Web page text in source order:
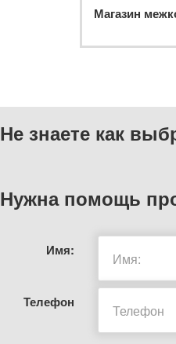
Магазин
Не знаете как
Нужна помощь
Имя:
Телефон